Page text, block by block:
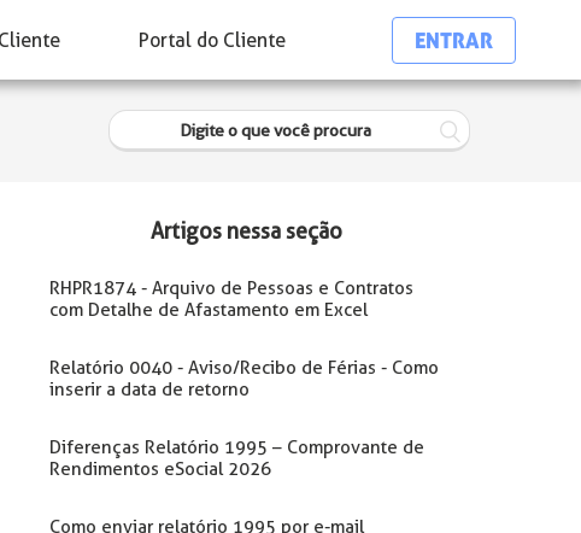
Portal do Cliente ENTRAR
Artigos nessa seção
RHPR1874 - Arquivo de Pessoas e Contratos
com Detalhe de Afastamento em Excel
Relatório 0040 - Aviso/Recibo de Férias - Como
inserir a data de retorno
Diferenças Relatório 1995 – Comprovante de
Rendimentos eSocial 2026
Como enviar relatório 1995 por e-mail